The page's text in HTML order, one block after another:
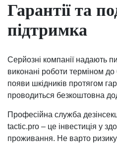
Гарантії та
підтримка
Серйозні компанії надають
виконані роботи терміном до
появи шкідників протягом
проводиться безкоштовна
Професійна служба
tactic.pro – це інвестиція у
проживання. Не варто